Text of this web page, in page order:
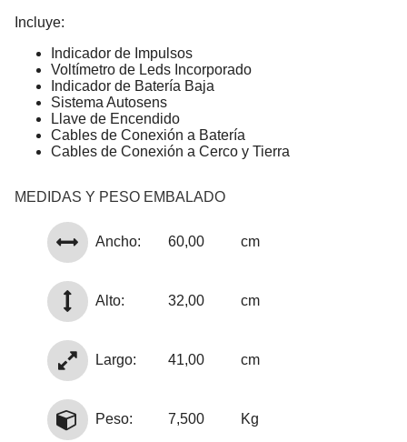
Incluye:
Indicador de Impulsos
Voltímetro de Leds Incorporado
Indicador de Batería Baja
Sistema Autosens
Llave de Encendido
Cables de Conexión a Batería
Cables de Conexión a Cerco y Tierra
MEDIDAS Y PESO EMBALADO
Ancho: 60,00 cm
Alto: 32,00 cm
Largo: 41,00 cm
Peso: 7,500 Kg